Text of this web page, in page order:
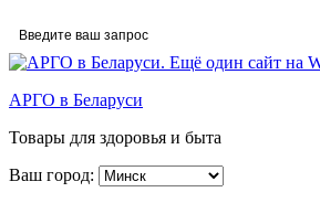
АРГО в Беларуси
Товары для здоровья и быта
Ваш город: